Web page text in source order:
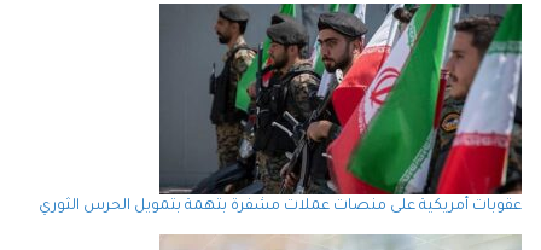
عقوبات أمريكية على منصات عملات مشفرة بتهمة بتمويل الحرس الثوري